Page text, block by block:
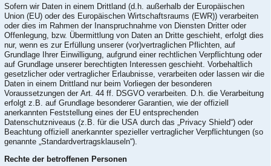
Sofern wir Daten in einem Drittland (d.h. außerhalb der Europäischen
Union (EU) oder des Europäischen Wirtschaftsraums (EWR)) verarbeiten
oder dies im Rahmen der Inanspruchnahme von Diensten Dritter oder
Offenlegung, bzw. Übermittlung von Daten an Dritte geschieht, erfolgt dies
nur, wenn es zur Erfüllung unserer (vor)vertraglichen Pflichten, auf
Grundlage Ihrer Einwilligung, aufgrund einer rechtlichen Verpflichtung oder
auf Grundlage unserer berechtigten Interessen geschieht. Vorbehaltlich
gesetzlicher oder vertraglicher Erlaubnisse, verarbeiten oder lassen wir die
Daten in einem Drittland nur beim Vorliegen der besonderen
Voraussetzungen der Art. 44 ff. DSGVO verarbeiten. D.h. die Verarbeitung
erfolgt z.B. auf Grundlage besonderer Garantien, wie der offiziell
anerkannten Feststellung eines der EU entsprechenden
Datenschutzniveaus (z.B. für die USA durch das „Privacy Shield“) oder
Beachtung offiziell anerkannter spezieller vertraglicher Verpflichtungen (so
genannte „Standardvertragsklauseln“).
Rechte der betroffenen Personen